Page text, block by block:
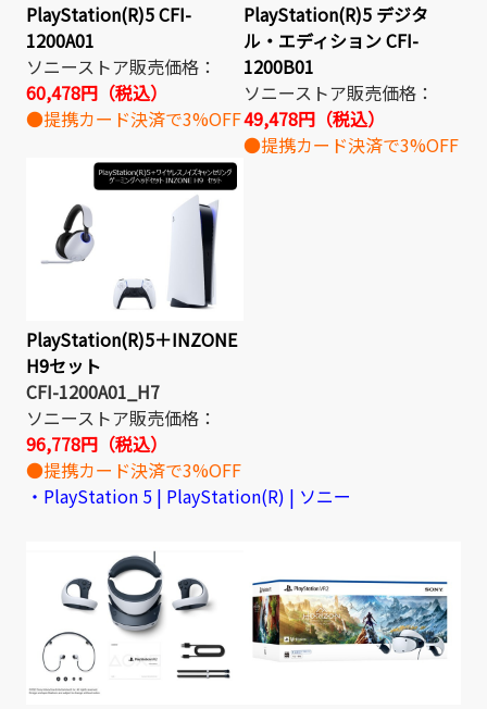
PlayStation(R)5 CFI-
1200A01
ソニーストア販売価格：
60,478円（税込）
●提携カード決済で3%OFF
PlayStation(R)5 デジタ
ル・エディション CFI-
1200B01
ソニーストア販売価格：
49,478円（税込）
●提携カード決済で3%OFF
PlayStation(R)5＋INZONE
H9セット
CFI-1200A01_H7
ソニーストア販売価格：
96,778円（税込）
●提携カード決済で3%OFF
・PlayStation 5 | PlayStation(R) | ソニー